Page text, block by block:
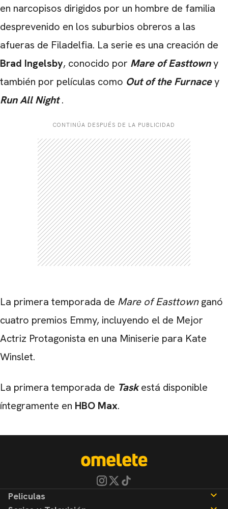
en narcopisos dirigidos por un hombre de familia
desprevenido en los suburbios obreros a las
afueras de Filadelfia. La serie es una creación de
Brad Ingelsby, conocido por Mare of Easttowny
también por películas como Out of the Furnacey
Run All Night.
CONTINÚA DESPUÉS DE LA PUBLICIDAD
La primera temporada de Mare of Easttownganó
cuatro premios Emmy, incluyendo el de Mejor
Actriz Protagonista en una Miniserie para Kate
Winslet.
La primera temporada de Taskestá disponible
íntegramente en HBO Max.
CARREGANDO PUBLICIDADE
Peliculas